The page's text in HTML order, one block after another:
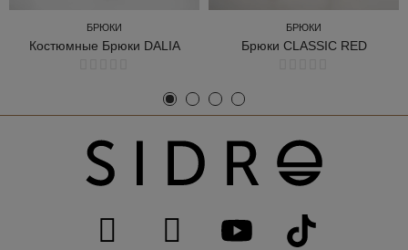
БРЮКИ
Костюмные Брюки DALIA
БРЮКИ
Брюки CLASSIC RED